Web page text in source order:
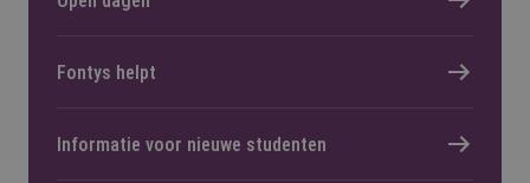
Fontys helpt
Informatie voor nieuwe studenten